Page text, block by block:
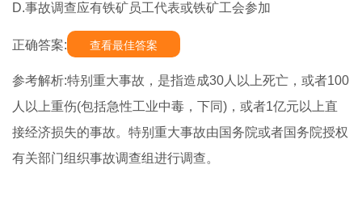
D.事故调查应有铁矿员工代表或铁矿工会参加
正确答案: 查看最佳答案
参考解析:特别重大事故，是指造成30人以上死亡，或者100
人以上重伤(包括急性工业中毒，下同)，或者1亿元以上直
接经济损失的事故。特别重大事故由国务院或者国务院授权
有关部门组织事故调查组进行调查。